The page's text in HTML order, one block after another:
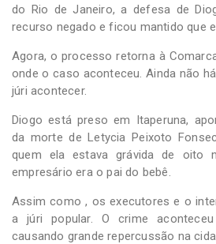
do Rio de Janeiro, a defesa de
recurso negado e ficou mantido que
Agora, o processo retorna à
onde o caso aconteceu. Ainda não
júri acontecer.
Diogo está preso em Itaperuna,
da morte de Letycia Peixoto
quem ela estava grávida de oito
empresário era o pai do bebê.
Assim como , os executores e o
a júri popular. O crime
causando grande repercussão na